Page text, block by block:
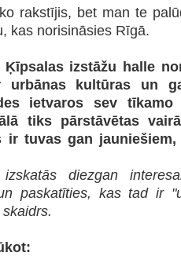
rakstījis, bet man te
kas norisināsies Rīgā.
Ķīpsalas izstāžu halle
urbānas kultūras un
ietvaros sev
tiks pārstāvētas
ir tuvas gan
izskatās diezgan
paskatīties, kas tad ir